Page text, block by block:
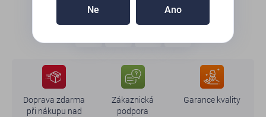
849 Kč
Doprava zdarma
při nákupu nad
Zákaznická
podpora
Garance kvality
Ne Ano